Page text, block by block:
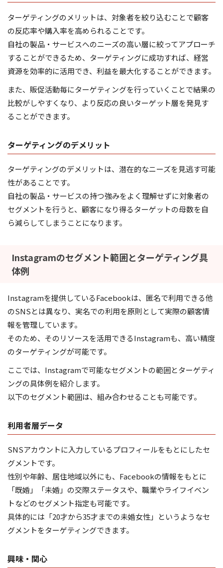
ターゲティングのメリットは、対象者を絞り込むことで顧客
の反応率や購入率を高められることです。
自社の製品・サービスへのニーズの高い層に絞ってアプローチ
することができるため、ターゲティングに成功すれば、経営
資源を効率的に活用でき、利益を最大化することができます。
また、販促活動毎にターゲティングを行っていくことで結果の
比較がしやすくなり、より反応の良いターゲット層を発見す
ることができます。
ターゲティングのデメリット
ターゲティングのデメリットは、潜在的なニーズを見逃す可能
性があることです。
自社の製品・サービスの持つ強みをよく理解せずに対象者の
セグメントを行うと、顧客になり得るターゲットの母数を自
ら減らしてしまうことになります。
Instagramのセグメント範囲とターゲティング具
体例
Instagramを提供しているFacebookは、匿名で利用できる他
のSNSとは異なり、実名での利用を原則として実際の顧客情
報を管理しています。
そのため、そのリソースを活用できるInstagramも、高い精度
のターゲティングが可能です。
ここでは、Instagramで可能なセグメントの範囲とターゲティ
ングの具体例を紹介します。
以下のセグメント範囲は、組み合わせることも可能です。
利用者層データ
SNSアカウントに入力しているプロフィールをもとにしたセ
グメントです。
性別や年齢、居住地域以外にも、Facebookの情報をもとに
「既婚」「未婚」の交際ステータスや、職業やライフイベン
トなどのセグメント指定も可能です。
具体的には「20才から35才までの未婚女性」というようなセ
グメントをターゲティングできます。
興味・関心